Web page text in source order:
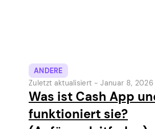
ANDERE
Zuletzt aktualisiert -Januar 8, 2026
Was ist Cash App
funktioniert sie?